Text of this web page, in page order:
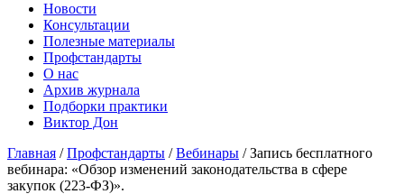
Новости
Консультации
Полезные материалы
Профстандарты
О нас
Архив журнала
Подборки практики
Виктор Дон
Главная /Профстандарты /Вебинары / Запись бесплатного
вебинара: «Обзор изменений законодательства в сфере
закупок (223-ФЗ)».